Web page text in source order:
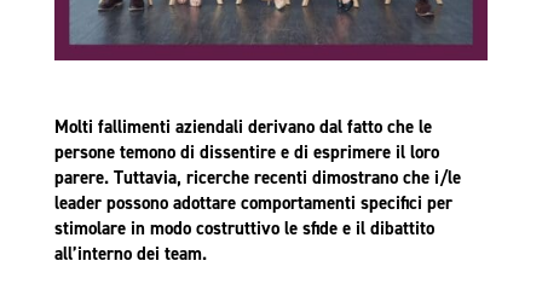
Molti fallimenti aziendali derivano dal fatto che le
persone temono di dissentire e di esprimere il loro
parere. Tuttavia, ricerche recenti dimostrano che i/le
leader possono adottare comportamenti specifici per
stimolare in modo costruttivo le sfide e il dibattito
all’interno dei team.